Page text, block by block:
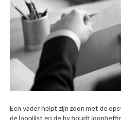
Een vader helpt zijn zoon met de
de loonlijst en de bv houdt